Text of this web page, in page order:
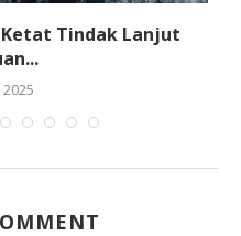
Ketat Tindak Lanjut
2025